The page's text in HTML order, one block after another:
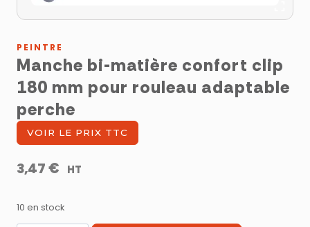
PEINTRE
Manche bi-matière confort clip
180 mm pour rouleau adaptable
perche
VOIR LE PRIX TTC
3,47 € HT
10 en stock